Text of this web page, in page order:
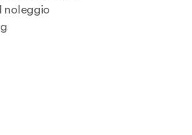
noleggio